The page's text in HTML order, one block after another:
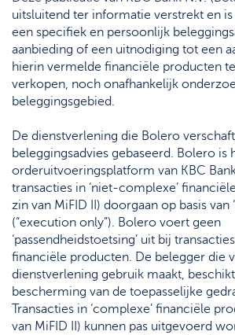
uitsluitend ter informatie verstrekt en
een specifiek en persoonlijk
aanbieding of een uitnodiging tot een
hierin vermelde financiële producten
verkopen, noch onafhankelijk
beleggingsgebied.
De dienstverlening die Bolero
beleggingsadvies gebaseerd. Bolero is
orderuitvoeringsplatform van KBC
transacties in ‘niet-complexe’
zin van MiFID II) doorgaan op basis van
(“execution only”). Bolero voert geen
‘passendheidstoetsing’ uit bij
financiële producten. De belegger die
dienstverlening gebruik maakt,
bescherming van de toepasselijke
Transacties in ‘complexe’ financiële
van MiFID II) kunnen pas uitgevoerd